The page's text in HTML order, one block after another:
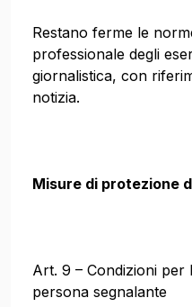
Restano ferme le
professionale degli
giornalistica, con
notizia.
Misure di protezione
Art. 9 – Condizioni per
persona segnalante